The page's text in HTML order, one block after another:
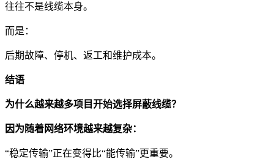
往往不是线缆本身。
而是：
后期故障、停机、返工和维护成本。
结语
为什么越来越多项目开始选择屏蔽线缆？
因为随着网络环境越来越复杂：
“稳定传输”正在变得比“能传输”更重要。